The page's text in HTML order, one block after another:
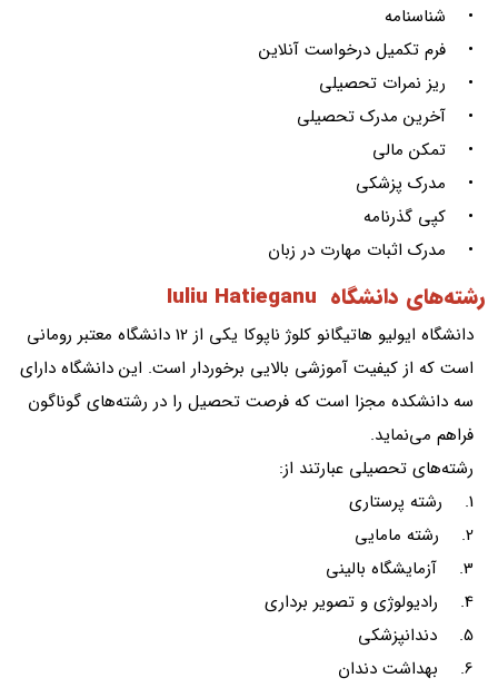
• شناسنامه
• فرم تکمیل درخواست آنلاین
• ریز نمرات تحصیلی
• آخرین مدرک تحصیلی
• تمکن مالی
• مدرک پزشکی
• کپی گذرنامه
• مدرک اثبات مهارت در زبان
رشته‌های دانشگاه Iuliu Hatieganu
دانشگاه ایولیو هاتیگانو کلوژ ناپوکا یکی از 12 دانشگاه معتبر رومانی
است که از کیفیت آموزشی بالایی برخوردار است. این دانشگاه دارای
سه دانشکده مجزا است که فرصت تحصیل را در رشته‌های گوناگون
فراهم می‌نماید.
رشته‌های تحصیلی عبارتند از:
1. رشته پرستاری
2. رشته مامایی
3. آزمایشگاه بالینی
4. رادیولوژی و تصویر برداری
5. دندانپزشکی
6. بهداشت دندان